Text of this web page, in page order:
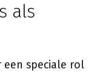
als
een speciale rol